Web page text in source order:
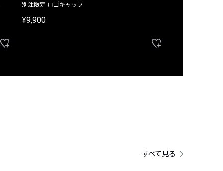
別注限定 ロゴキャップ
¥9,900
すべて見る